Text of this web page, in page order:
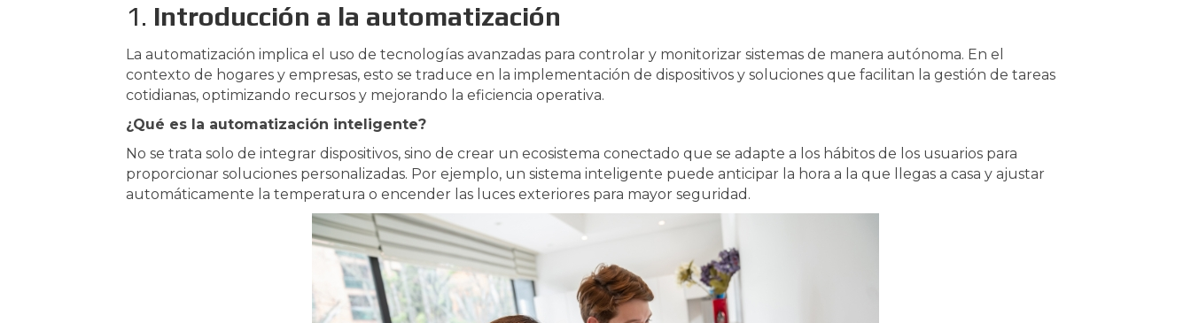
1. Introducción a la automatización
La automatización implica el uso de tecnologías avanzadas para controlar y monitorizar sistemas de manera autónoma. En el
contexto de hogares y empresas, esto se traduce en la implementación de dispositivos y soluciones que facilitan la gestión de tareas
cotidianas, optimizando recursos y mejorando la eficiencia operativa.
¿Qué es la automatización inteligente?
No se trata solo de integrar dispositivos, sino de crear un ecosistema conectado que se adapte a los hábitos de los usuarios para
proporcionar soluciones personalizadas. Por ejemplo, un sistema inteligente puede anticipar la hora a la que llegas a casa y ajustar
automáticamente la temperatura o encender las luces exteriores para mayor seguridad.